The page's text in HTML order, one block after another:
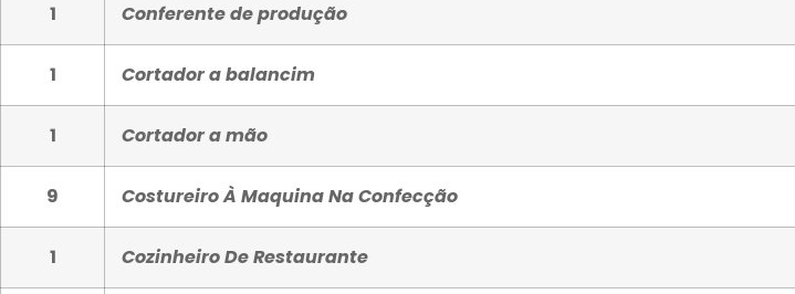
1 Conferente de produção
1 Cortador a balancim
1 Cortador a mão
9 Costureiro À Maquina Na Confecção
1 Cozinheiro De Restaurante